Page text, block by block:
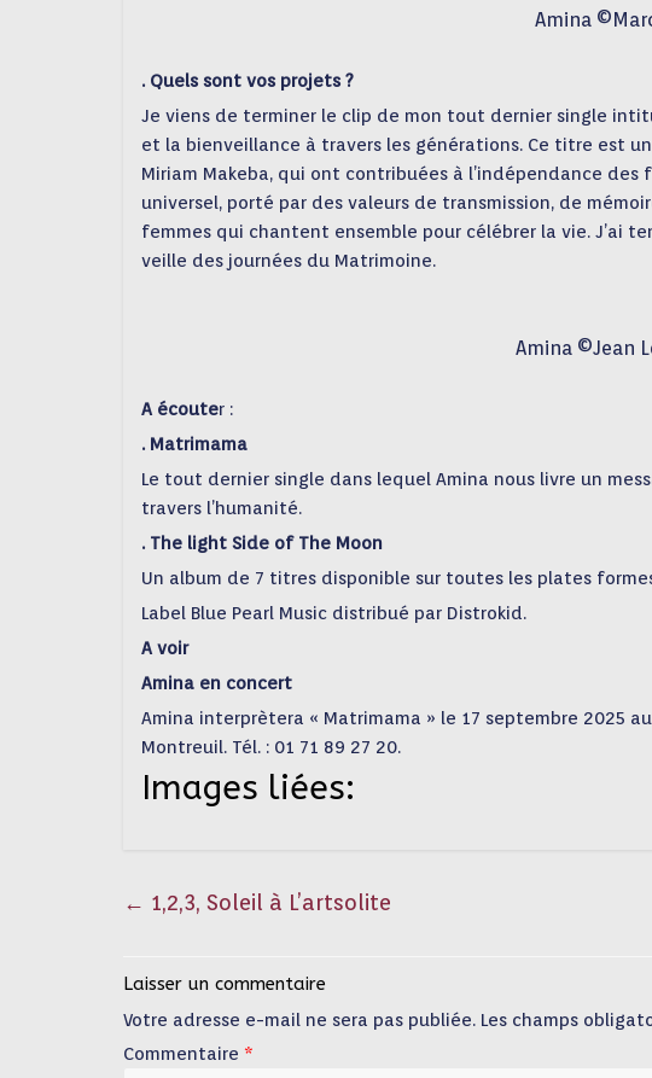
Amina
. Quels sont vos projets ?
Je viens de terminer le clip de mon tout dernier single
et la bienveillance à travers les générations. Ce titre est
Miriam Makeba, qui ont contribuées à l’indépendance
universel, porté par des valeurs de transmission, de
femmes qui chantent ensemble pour célébrer la vie. J’ai
veille des journées du Matrimoine.
Amina ©Jean
A écouter :
. Matrimama
Le tout dernier single dans lequel Amina nous livre un
travers l’humanité.
. The light Side of The Moon
Un album de 7 titres disponible sur toutes les plates
Label Blue Pearl Music distribué par Distrokid.
A voir
Amina en concert
Amina interprètera « Matrimama » le 17 septembre 2025
Montreuil. Tél. : 01 71 89 27 20.
Images liées:
← 1,2,3, Soleil à L’artsolite
Laisser un commentaire
Votre adresse e-mail ne sera pas publiée. Les champs
Commentaire *